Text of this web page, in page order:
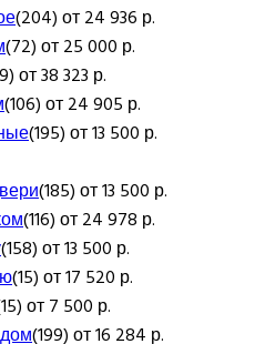
(204) от 24 936 р.
(72) от 25 000 р.
от 38 323 р.
(106) от 24 905 р.
(195) от 13 500 р.
(185) от 13 500 р.
(116) от 24 978 р.
(158) от 13 500 р.
(15) от 17 520 р.
от 7 500 р.
(199) от 16 284 р.